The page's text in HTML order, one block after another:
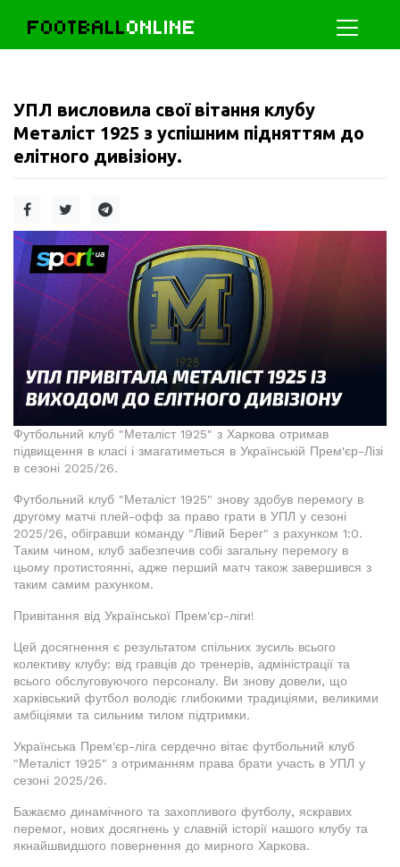
FOOTBALLONLINE
УПЛ висловила свої вітання клубу
Металіст 1925 з успішним підняттям до
елітного дивізіону.
Футбольний клуб "Металіст 1925" з Харкова отримав
підвищення в класі і змагатиметься в Українській Прем'єр-Лізі
в сезоні 2025/26.
Футбольний клуб "Металіст 1925" знову здобув перемогу в
другому матчі плей-офф за право грати в УПЛ у сезоні
2025/26, обігравши команду "Лівий Берег" з рахунком 1:0.
Таким чином, клуб забезпечив собі загальну перемогу в
цьому протистоянні, адже перший матч також завершився з
таким самим рахунком.
Привітання від Української Прем'єр-ліги!
Цей досягнення є результатом спільних зусиль всього
колективу клубу: від гравців до тренерів, адміністрації та
всього обслуговуючого персоналу. Ви знову довели, що
харківський футбол володіє глибокими традиціями, великими
амбіціями та сильним тилом підтримки.
Українська Прем'єр-ліга сердечно вітає футбольний клуб
"Металіст 1925" з отриманням права брати участь в УПЛ у
сезоні 2025/26.
Бажаємо динамічного та захопливого футболу, яскравих
перемог, нових досягнень у славній історії нашого клубу та
якнайшвидшого повернення до мирного Харкова.